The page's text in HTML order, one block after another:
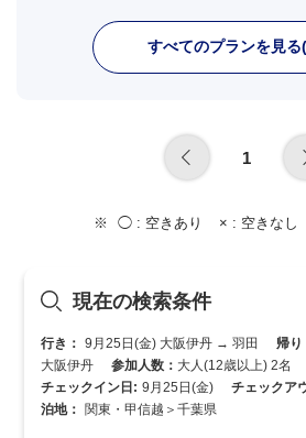
すべてのプランを見る
1
◯ : 空きあり × : 空きなし
現在の検索条件
行き： 9月25日(金) 大阪伊丹 → 羽田 帰り
大阪伊丹
参加人数： 大人(12歳以上) 2名
チェックイン日: 9月25日(金) チェックア
泊地：
関東・甲信越＞千葉県